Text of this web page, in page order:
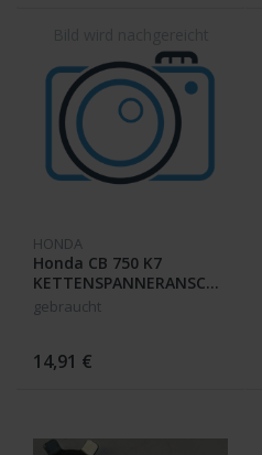
HONDA
Honda CB 750 K7
KETTENSPANNERANSCHLAG
52136-405-000 /
gebraucht
14,91 €